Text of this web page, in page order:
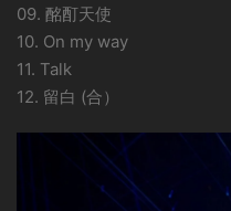
09. 酩酊天使
10. On my way
11. Talk
12. 留白 (合）